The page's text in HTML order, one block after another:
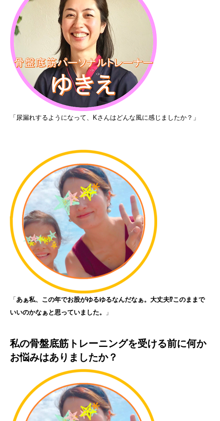
「尿漏れするようになって、Kさんはどんな風に感じましたか？」
「あぁ私、この年でお股がゆるゆるなんだなぁ。大丈夫⁉このままで
いいのかなぁと思っていました。
」
私の骨盤底筋トレーニングを受ける前に何か
お悩みはありましたか？